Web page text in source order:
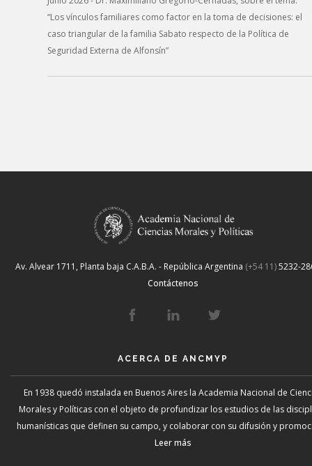
“Los vínculos familiares como factor en la toma de decisiones: el
caso triangular de la familia Sabato respecto de la Política de
Seguridad Externa de Alfonsín”
Av. Alvear 1711, Planta baja C.A.B.A. - República Argentina (+54 11)5232-
Contáctenos
ACERCA DE ANCMYP
En 1938 quedó instalada en Buenos Aires la Academia Nacional de
Morales y Políticas con el objeto de profundizar los estudios de las
humanísticas que definen su campo, y colaborar con su difusión y
Leer más